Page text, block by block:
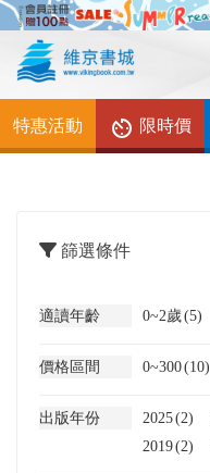
特惠活動 限時價
篩選條件
適讀年齡 0~2歲(5)
價格區間 0~300(10)
出版年份 2025(2)
2019(2)